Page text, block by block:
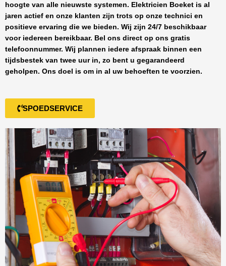
hoogte van alle nieuwste systemen. Elektricien Boeket is al
jaren actief en onze klanten zijn trots op onze technici en
positieve ervaring die we bieden. Wij zijn 24/7 beschikbaar
voor iedereen bereikbaar. Bel ons direct op ons gratis
telefoonnummer. Wij plannen iedere afspraak binnen een
tijdsbestek van twee uur in, zo bent u gegarandeerd
geholpen. Ons doel is om in al uw behoeften te voorzien.
SPOEDSERVICE